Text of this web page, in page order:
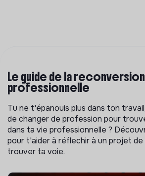
Le guide de la reconversion
professionnelle
Tu ne t'épanouis plus dans ton
de changer de profession pour
dans ta vie professionnelle ?
pour t'aider à réflechir à un projet
trouver ta voie.